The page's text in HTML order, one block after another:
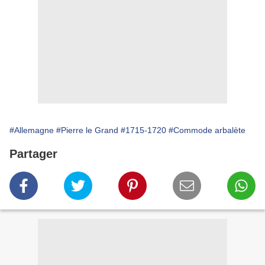
#Allemagne #Pierre le Grand #1715-1720 #Commode arbalète
Partager